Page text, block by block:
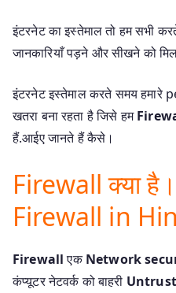
इंटरनेट का इस्तेमाल तो हम सभी
जानकारियाँ पड़ने और सीखने को
इंटरनेट इस्तेमाल करते समय हमारे
खतरा बना रहता है जिसे हम
हैं.आईए जानते हैं कैसे।
Firewall क्या
Firewall in
FirewallएकNetwork
कंप्यूटर नेटवर्क को बाहरी